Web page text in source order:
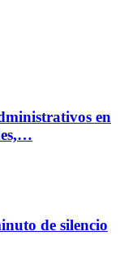
en
de silencio